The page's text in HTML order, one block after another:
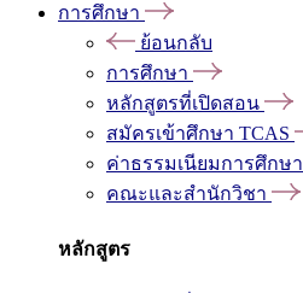
การศึกษา
ย้อนกลับ
การศึกษา
หลักสูตรที่เปิดสอน
สมัครเข้าศึกษา TCAS
ค่าธรรมเนียมการศึกษา
คณะและสำนักวิชา
หลักสูตร